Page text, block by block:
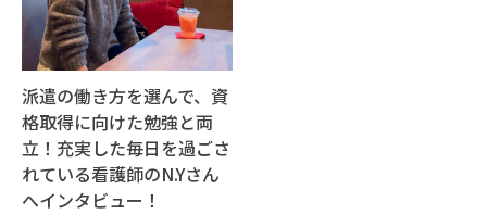
派遣の働き方を選んで、資
格取得に向けた勉強と両
立！充実した毎日を過ごさ
れている看護師のN.Yさん
へインタビュー！